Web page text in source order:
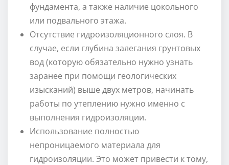
фундамента, а также наличие цокольного
или подвального этажа.
Отсутствие гидроизоляционного слоя. В
случае, если глубина залегания грунтовых
вод (которую обязательно нужно узнать
заранее при помощи геологических
изысканий) выше двух метров, начинать
работы по утеплению нужно именно с
выполнения гидроизоляции.
Использование полностью
непроницаемого материала для
гидроизоляции. Это может привести к тому,